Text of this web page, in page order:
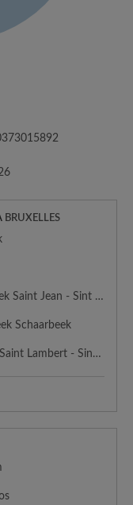
BRUXELLES
Molenbeek Saint Jean - Sint Jans Molenbeek
Schaarbeek
Woluwe Saint Lambert - Sint Lambrechts Woluwe